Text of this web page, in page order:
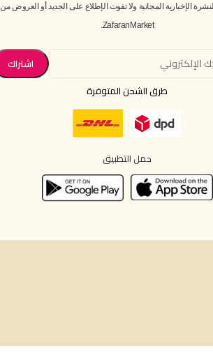
الإخبارية المجانية ولا تفوت الإطلاع على الجديد أو العروض من
ZafaranMarket.
طرق الشحن المتوفرة
حمل التطبيق